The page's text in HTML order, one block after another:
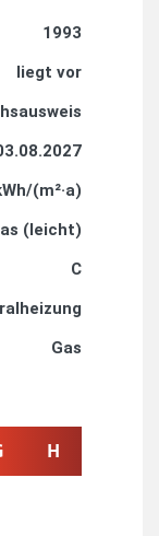
1993
liegt vor
(m²·a)
(leicht)
C
Gas
H